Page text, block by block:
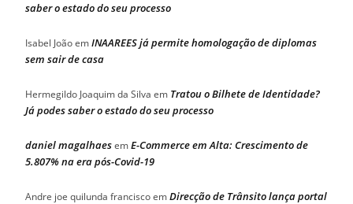
saber o estado do seu processo
Isabel JoãoemINAAREES já permite homologação de diplomas
sem sair de casa
Hermegildo Joaquim da Silva em Tratou o Bilhete de Identidade?
Já podes saber o estado do seu processo
daniel magalhaesemE-Commerce em Alta: Crescimento de
5.807% na era pós-Covid-19
Andre joe quilunda franciscoemDirecção de Trânsito lança portal